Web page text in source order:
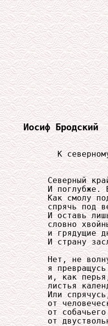
Иосиф Бродский
К
Северный
И поглубже.
Как смолу
спрячь под
И оставь
словно
и грядущие
И страну
Нет, не
я
и, как
листья
Или
от
от
от